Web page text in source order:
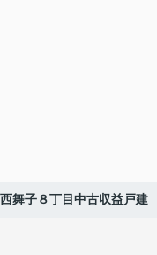
西舞子８丁目中古収益戸建